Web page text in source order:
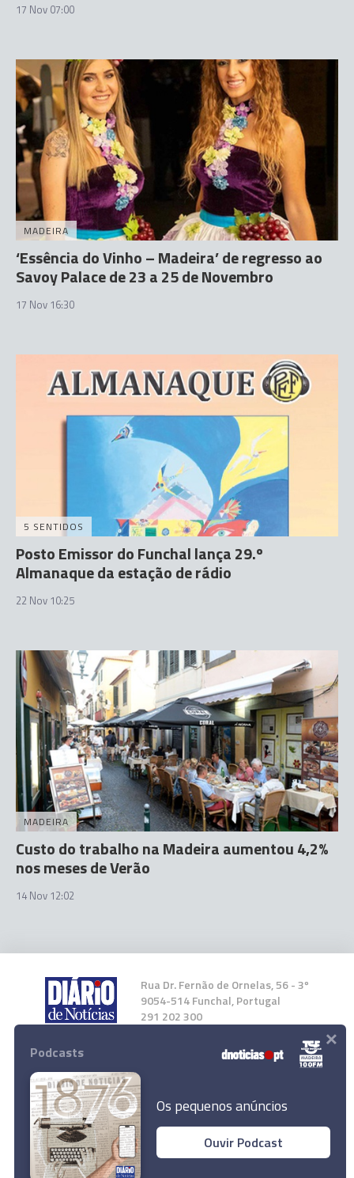
17 Nov 07:00
MADEIRA
‘Essência do Vinho – Madeira’ de regresso ao
Savoy Palace de 23 a 25 de Novembro
17 Nov 16:30
5 SENTIDOS
Posto Emissor do Funchal lança 29.º
Almanaque da estação de rádio
22 Nov 10:25
MADEIRA
Custo do trabalho na Madeira aumentou 4,2%
nos meses de Verão
14 Nov 12:02
Rua Dr. Fernão de Ornelas, 56 - 3º
9054-514 Funchal, Portugal
291 202 300
Instale a nossa App
© 2023 Empresa Diário de Notícias, Lda.
Todos os direitos reservados.
Podcasts
Os pequenos anúncios
Ouvir Podcast
×